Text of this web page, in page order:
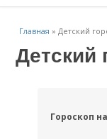
Главная »Детский
Детский
Гороскоп